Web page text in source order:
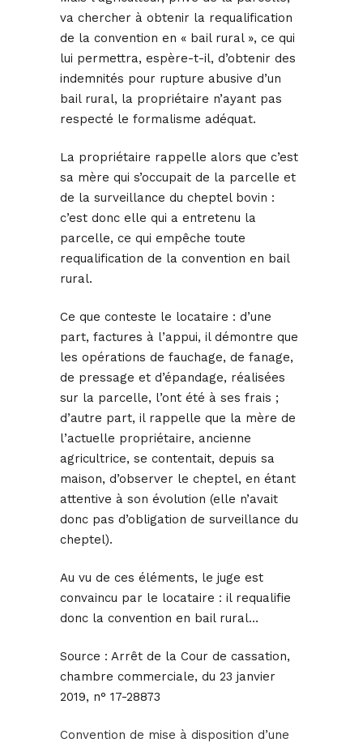
va chercher à obtenir la requalification
de la convention en « bail rural », ce qui
lui permettra, espère-t-il, d’obtenir des
indemnités pour rupture abusive d’un
bail rural, la propriétaire n’ayant pas
respecté le formalisme adéquat.
La propriétaire rappelle alors que c’est
sa mère qui s’occupait de la parcelle et
de la surveillance du cheptel bovin :
c’est donc elle qui a entretenu la
parcelle, ce qui empêche toute
requalification de la convention en bail
rural.
Ce que conteste le locataire : d’une
part, factures à l’appui, il démontre que
les opérations de fauchage, de fanage,
de pressage et d’épandage, réalisées
sur la parcelle, l’ont été à ses frais ;
d’autre part, il rappelle que la mère de
l’actuelle propriétaire, ancienne
agricultrice, se contentait, depuis sa
maison, d’observer le cheptel, en étant
attentive à son évolution (elle n’avait
donc pas d’obligation de surveillance du
cheptel).
Au vu de ces éléments, le juge est
convaincu par le locataire : il requalifie
donc la convention en bail rural…
Source : Arrêt de la Cour de cassation,
chambre commerciale, du 23 janvier
2019, n° 17-28873
Convention de mise à disposition d’une